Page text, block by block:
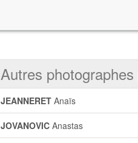
Autres
JEANNERET Anaïs
JOVANOVIC Anastas